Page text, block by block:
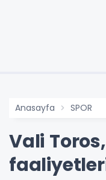
Anasayfa SPOR
Vali